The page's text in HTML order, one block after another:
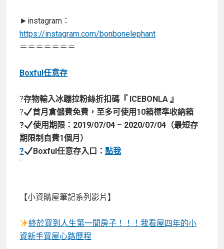
►instagram：
https://instagram.com/bonbonelephant
＝＝＝＝＝＝＝
Boxful任意存
?存物輸入冰蹦拉粉絲折扣碼 『 ICEBONLA 』
?
首月倉儲費免費 ，至多可使用10箱標準收納箱
?
使用期限： 2019/07/04 – 2020/07/04（最短存
期限制自費1個月）
?
Boxful任意存入口：點我
【小資購屋筆記系列影片】
終於買到人生第一間房子！！！我看屋四年的小
資新手買屋心路歷程